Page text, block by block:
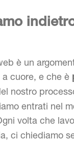
è un
cuore, e che è
nostro
entrati nel
volta che
ci chiediamo